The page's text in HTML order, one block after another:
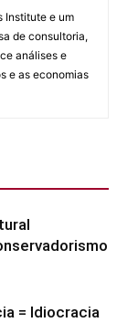
Institute e um
de consultoria,
análises e
e as economias
= Idiocracia